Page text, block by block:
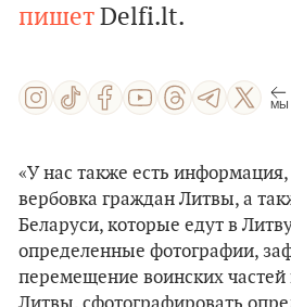
пишетDelfi.lt.
МЫ
«У нас также есть информация,
вербовка граждан Литвы, а
Беларуси, которые едут в
определенные фотографии,
перемещение воинских частей